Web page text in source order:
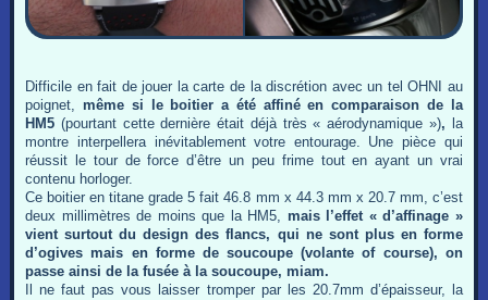
Difficile en fait de jouer la carte de la discrétion avec un tel OHNI au
poignet,
même si le boitier a été affiné en comparaison de la
HM5 (pourtant cette dernière était déjà très « aérodynamique »), la
montre interpellera inévitablement votre entourage. Une pièce qui
réussit le tour de force d’être un peu frime tout en ayant un vrai
contenu horloger.
Ce boitier en titane grade 5 fait 46.8 mm x 44.3 mm x 20.7 mm, c’est
deux millimètres de moins que la HM5,
mais l’effet « d’affinage »
vient surtout du design des flancs, qui ne sont plus en forme
d’ogives mais en forme de soucoupe (volante of course), on
passe ainsi de la fusée à la soucoupe, miam.
Il ne faut pas vous laisser tromper par les 20.7mm d’épaisseur, la